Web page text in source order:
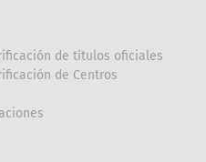
de títulos oficiales
de Centros